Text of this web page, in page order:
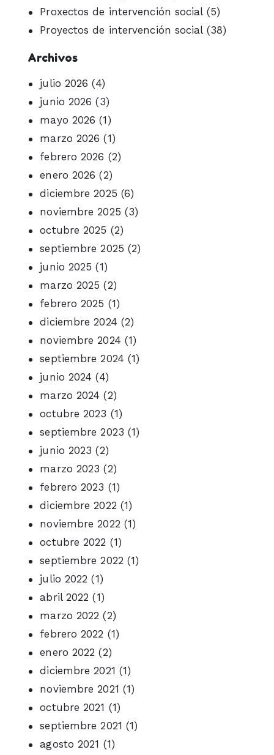
Proxectos de intervención social(5)
Proyectos de intervención social(38)
Archivos
julio 2026 (4)
junio 2026 (3)
mayo 2026 (1)
marzo 2026 (1)
febrero 2026 (2)
enero 2026 (2)
diciembre 2025 (6)
noviembre 2025 (3)
octubre 2025 (2)
septiembre 2025 (2)
junio 2025 (1)
marzo 2025 (2)
febrero 2025 (1)
diciembre 2024 (2)
noviembre 2024 (1)
septiembre 2024 (1)
junio 2024 (4)
marzo 2024 (2)
octubre 2023 (1)
septiembre 2023 (1)
junio 2023 (2)
marzo 2023 (2)
febrero 2023 (1)
diciembre 2022 (1)
noviembre 2022 (1)
octubre 2022 (1)
septiembre 2022 (1)
julio 2022 (1)
abril 2022 (1)
marzo 2022 (2)
febrero 2022 (1)
enero 2022 (2)
diciembre 2021 (1)
noviembre 2021 (1)
octubre 2021 (1)
septiembre 2021 (1)
agosto 2021 (1)